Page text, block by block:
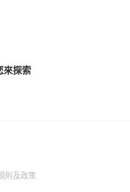
來探索
則及政策(Open